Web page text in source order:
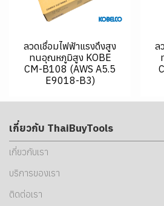
ลวดเชื่อมไฟฟ้าแรงดึงสูง
ทนอุณหภูมิสูง KOBE
CM-B108 (AWS A5.5
E9018-B3)
ล
เกี่ยวกับ ThaiBuyTools
เกี่ยวกับเรา
บริการของเรา
ติดต่อเรา